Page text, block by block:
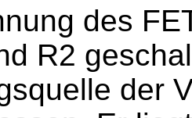
des
R2
der